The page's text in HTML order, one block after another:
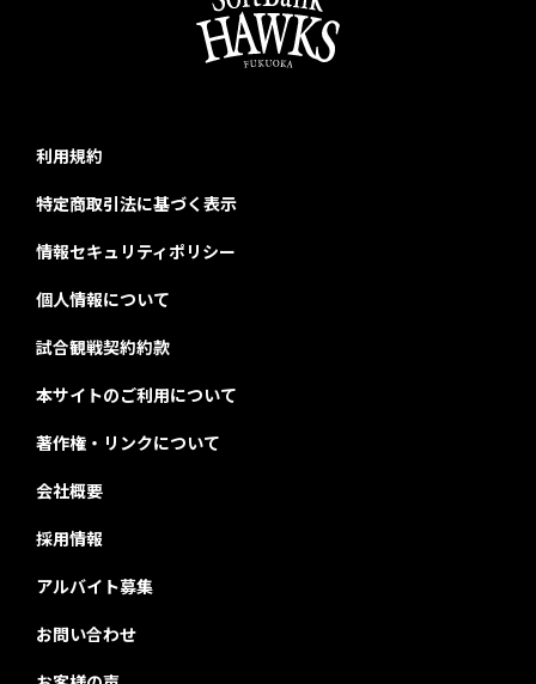
利用規約
特定商取引法に基づく表示
情報セキュリティポリシー
個人情報について
試合観戦契約約款
本サイトのご利用について
著作権・リンクについて
会社概要
採用情報
アルバイト募集
お問い合わせ